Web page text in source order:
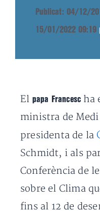
Publicat: 04/12/
15/01/2022 09:19
El papa Francesc ha
ministra de
presidenta de la
Schmidt, i als
Conferència de
sobre el Clima
fins al 12 de